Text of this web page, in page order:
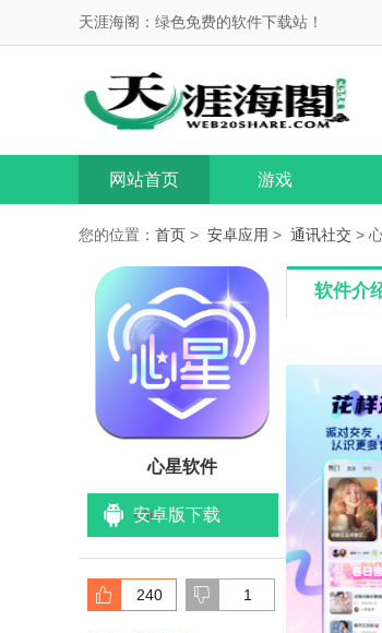
天涯海阁：绿色免费的软件下载站！
网站首页 游戏
您的位置： 首页 > 安卓应用 > 通讯社交 >
心星软件
安卓版下载
</li>
240 1
软件介